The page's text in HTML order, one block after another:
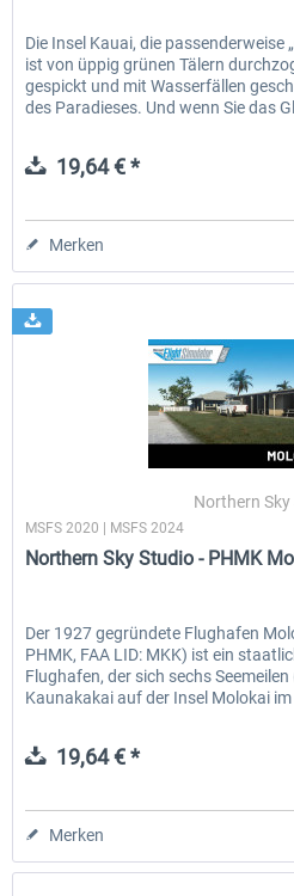
Die Insel Kauai, die passenderweise
ist von üppig grünen Tälern
gespickt und mit Wasserfällen
des Paradieses. Und wenn Sie das
19,64 € *
Merken
Northern
MSFS 2020 | MSFS 2024
Northern Sky Studio - PHMK
Der 1927 gegründete Flughafen
PHMK, FAA LID: MKK) ist ein
Flughafen, der sich sechs
Kaunakakai auf der Insel Molokai
19,64 € *
Merken